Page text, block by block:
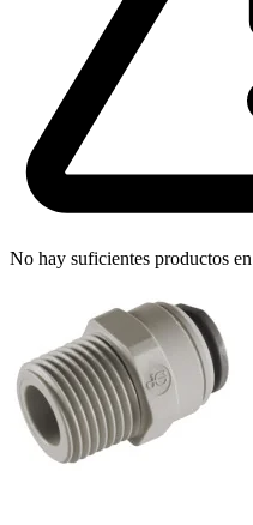
No hay suficientes productos